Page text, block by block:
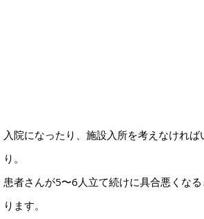
入院になったり、施設入所を考えなけれ
り。
患者さんが5〜6人立て続けに具合悪くな
ります。